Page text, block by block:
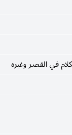
في القصر وغيره